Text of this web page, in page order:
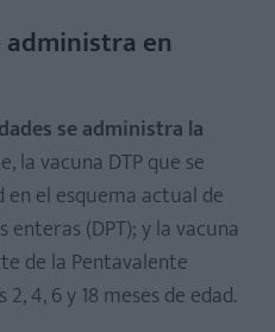
administra en
se administra la
la vacuna DTP que se
en el esquema actual de
(DPT); y la vacuna
de la Pentavalente
4, 6 y 18 meses de edad.